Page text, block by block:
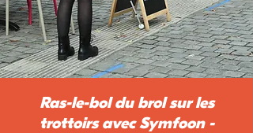
Ras-le-bol du brol sur les
trottoirs avec Symfoon -